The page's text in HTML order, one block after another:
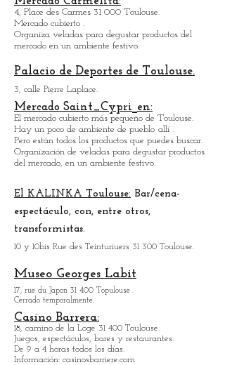
35, todos. Jules Guesde 31.000 Toulouse.
Abierto todos los días excepto los lunes de 10 a 18 horas.
Mercado Carmelita:
4, Place des Carmes 31 000 Toulouse.
Organiza veladas para degustar productos del
mercado en un ambiente festivo.
Palacio de Deportes de Toulouse.
3, calle Pierre Laplace.
Mercado Saint_Cypri en:
El mercado cubierto más pequeño de Toulouse.
Hay un poco de ambiente de pueblo
del mercado, en un ambiente festivo.
El KALINKA Toulouse:
espectáculo, con, entre otros,
10 y 10bis Rue des Teinturiuers 31 300 Toulouse.
Museo Georges Labit
17, rue du Japon 31 400 Topulouse
Cerrado temporalmente.
Casino Barrera:
18, camino de la Loge 31 400 Toulouse.